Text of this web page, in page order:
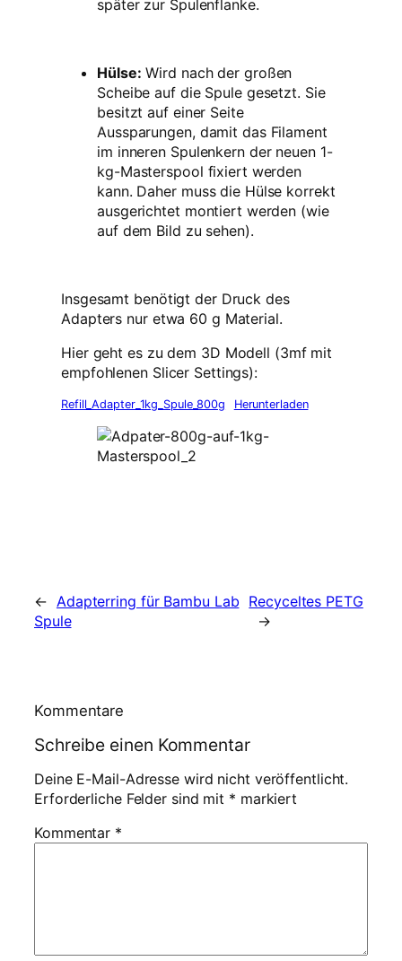
später zur Spulenflanke.
Hülse: Wird nach der großen
Scheibe auf die Spule gesetzt. Sie
besitzt auf einer Seite
Aussparungen, damit das Filament
im inneren Spulenkern der neuen 1-
kg-Masterspool fixiert werden
kann. Daher muss die Hülse korrekt
ausgerichtet montiert werden (wie
auf dem Bild zu sehen).
Insgesamt benötigt der Druck des
Adapters nur etwa 60 g Material.
Hier geht es zu dem 3D Modell (3mf mit
empfohlenen Slicer Settings):
Refill_Adapter_1kg_Spule_800g Herunterladen
← Adapterring für Bambu Lab
Spule
Recyceltes PETG
→
Kommentare
Schreibe einen Kommentar
Deine E-Mail-Adresse wird nicht veröffentlicht.
Erforderliche Felder sind mit * markiert
Kommentar *